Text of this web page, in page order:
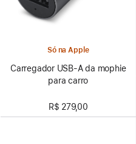
Só na Apple
Carregador USB-A da mophie
para carro
R$ 279,00